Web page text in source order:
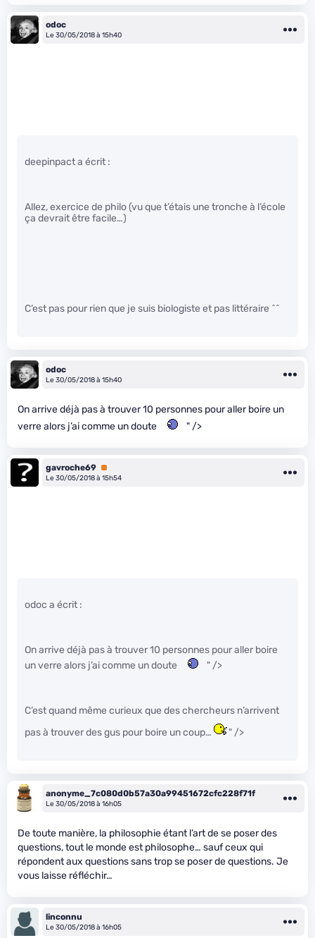
odoc
Le 30/05/2018 à 15h40
deepinpact a écrit :
Allez, exercice de philo (vu que t’étais une tronche à l’école
ça devrait être facile…)
C’est pas pour rien que je suis biologiste et pas littéraire ^^
odoc
Le 30/05/2018 à 15h40
On arrive déjà pas à trouver 10 personnes pour aller boire un
verre alors j’ai comme un doute
" />
gavroche69 Premium
Le 30/05/2018 à 15h54
odoc a écrit :
On arrive déjà pas à trouver 10 personnes pour aller boire
un verre alors j’ai comme un doute
" />
C’est quand même curieux que des chercheurs n’arrivent
pas à trouver des gus pour boire un coup…
" />
anonyme_7c080d0b57a30a99451672cfc228f71f
Le 30/05/2018 à 16h05
De toute manière, la philosophie étant l’art de se poser des
questions, tout le monde est philosophe… sauf ceux qui
répondent aux questions sans trop se poser de questions. Je
vous laisse réfléchir…
linconnu
Le 30/05/2018 à 16h05